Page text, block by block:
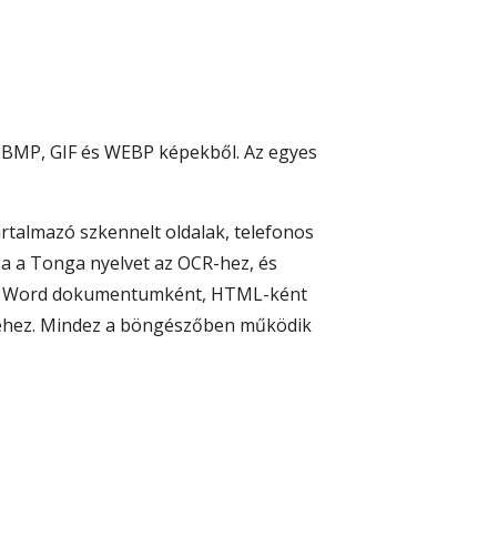
GIF és WEBP képekből. Az egyes
szkennelt oldalak, telefonos
Tonga nyelvet az OCR-hez, és
dokumentumként, HTML-ként
Mindez a böngészőben működik